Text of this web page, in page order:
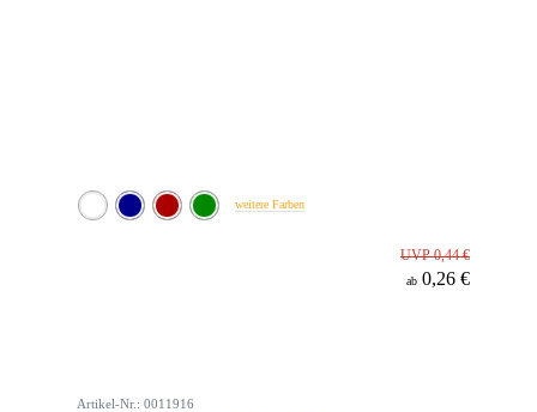
weitere Farben
UVP 0,44 €
ab 0,26 €
Artikel-Nr.: 0011916